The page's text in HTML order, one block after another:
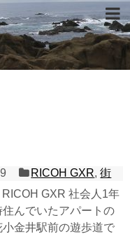
RICOH GXR,街
GXR 社会人1年
住んでいたアパートの
金井駅前の遊歩道で